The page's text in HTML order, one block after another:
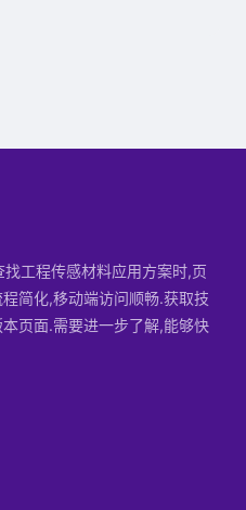
工程传感材料应用方案时,页
简化,移动端访问顺畅.获取技
页面.需要进一步了解,能够快